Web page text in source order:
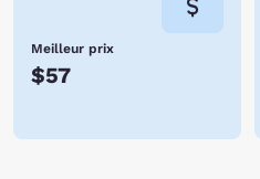
Meilleur prix
$57